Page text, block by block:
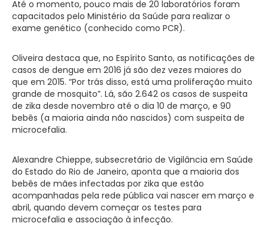
Até o momento, pouco mais de 20 laboratórios foram
capacitados pelo Ministério da Saúde para realizar o
exame genético (conhecido como PCR).
Oliveira destaca que, no Espírito Santo, as notificações de
casos de dengue em 2016 já são dez vezes maiores do
que em 2015. “Por trás disso, está uma proliferação muito
grande de mosquito”. Lá, são 2.642 os casos de suspeita
de zika desde novembro até o dia 10 de março, e 90
bebês (a maioria ainda não nascidos) com suspeita de
microcefalia.
Alexandre Chieppe, subsecretário de Vigilância em Saúde
do Estado do Rio de Janeiro, aponta que a maioria dos
bebês de mães infectadas por zika que estão
acompanhadas pela rede pública vai nascer em março e
abril, quando devem começar os testes para
microcefalia e associação à infecção.